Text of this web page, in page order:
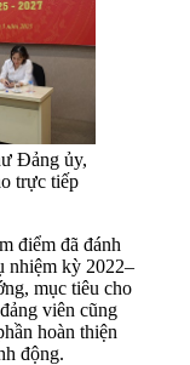
Đảng ủy,
trực tiếp
điểm đã đánh
nhiệm kỳ 2022–
mục tiêu cho
viên cũng
hoàn thiện
động.